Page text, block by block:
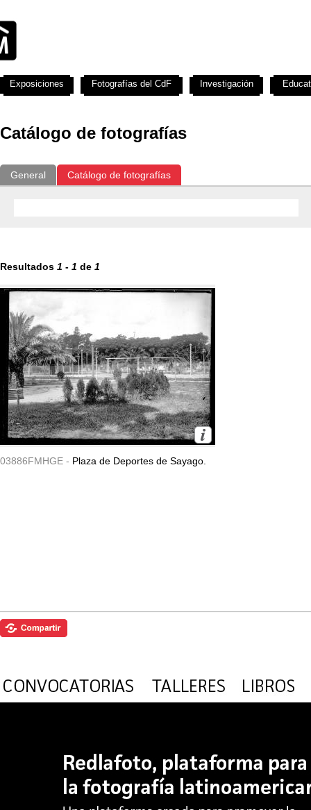
Catálogo de fotografías
General Catálogo de fotografías
Resultados 1 - 1 de 1
03886FMHGE - Plaza de Deportes de Sayago.
Exposiciones Fotografías del CdF Investigación